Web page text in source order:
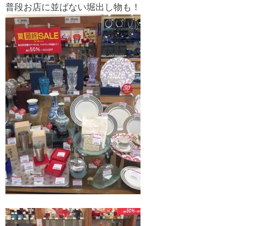
普段お店に並ばない堀出し物も！